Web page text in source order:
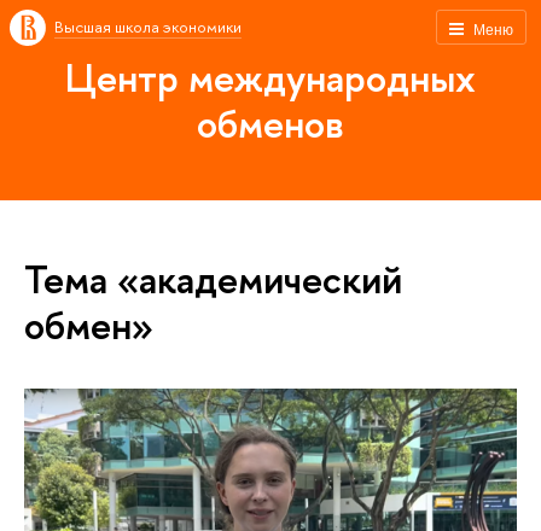
Меню
Высшая школа экономики
Центр международных
обменов
Тема «академический
обмен»